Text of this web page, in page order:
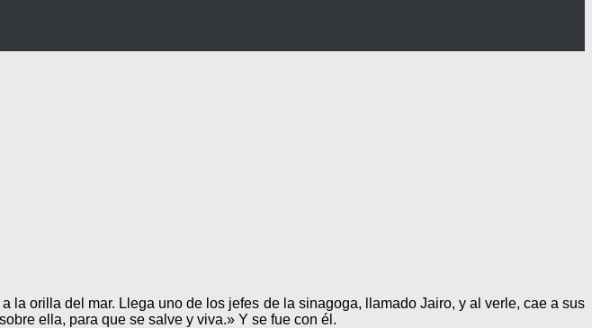
orilla del mar. Llega uno de los jefes de la sinagoga, llamado Jairo, y al verle, cae a sus
ella, para que se salve y viva.» Y se fue con él.